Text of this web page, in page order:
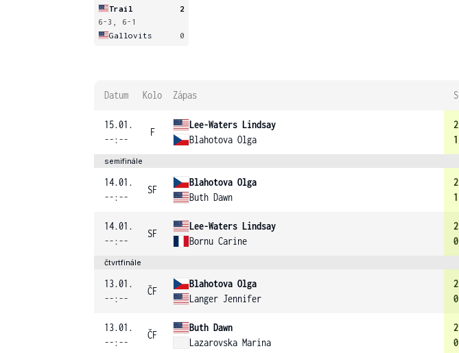
Trail
2
6-3, 6-1
Gallovits
0
Datum Kolo Zápas S
15.01.
--:--
F
Lee-Waters Lindsay
Blahotova Olga
2
1
semifinále
14.01.
--:--
SF
Blahotova Olga
Buth Dawn
2
1
14.01.
--:--
SF
Lee-Waters Lindsay
Bornu Carine
2
0
čtvrtfinále
13.01.
--:--
ČF
Blahotova Olga
Langer Jennifer
2
0
13.01.
--:--
ČF
Buth Dawn
Lazarovska Marina
2
0